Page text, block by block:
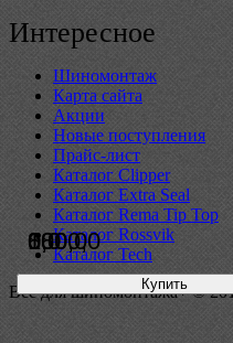
0,0
Купить
800,0
Купить
0,0
Купить
1800,0
Купить
Интересное
Шиномонтаж
Карта сайта
Акции
Новые поступления
Прайс-лист
Каталог Clipper
Каталог Extra Seal
Каталог Rema Tip Top
Каталог Rossvik
Каталог Tech
Всё для шиномонтажа+ ©